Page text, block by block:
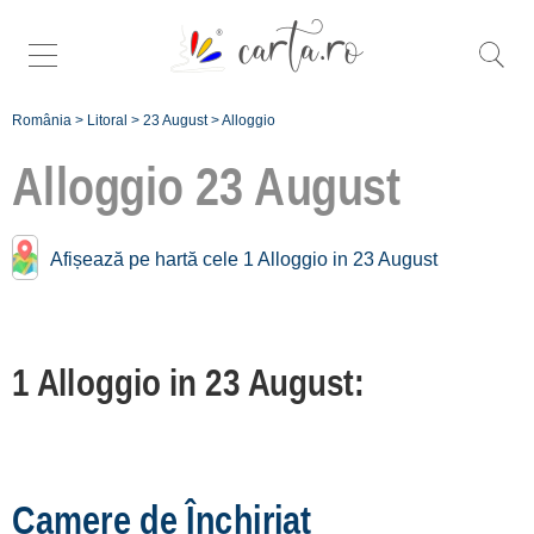
România > Litoral > 23 August>Alloggio
Alloggio 23 August
Afișează pe hartă cele 1 Alloggio in 23 August
1 Alloggio in 23 August:
Camere de Închiriat
Alloggio vicino a
23 August:
[31 offers a 5.2 km]
[3 offers a 8.3 km]